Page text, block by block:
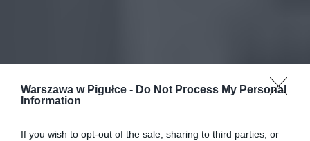
Warszawa w Pigułce - Do Not Process My Personal
Information
If you wish to opt-out of the sale, sharing to third parties, or